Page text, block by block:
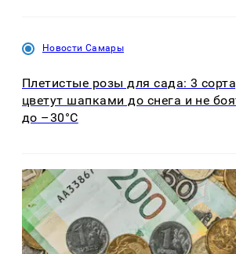
Новости Самары
Плетистые розы для сада: 3
цветут шапками до снега и не
до –30°C